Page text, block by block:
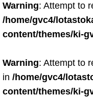
ロードサービス
レンタカー
Warning: Attempt to
/home/gvc4/
content/themes/ki-
Warning: Attempt to
in /home/gvc4/
content/themes/ki-